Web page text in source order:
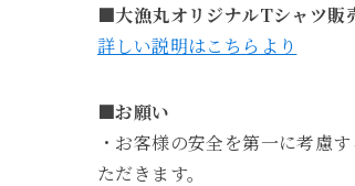
■大漁丸オリジナルTシャツ販
詳しい説明はこちらより
■お願い
・お客様の安全を第一に考慮
ただきます。